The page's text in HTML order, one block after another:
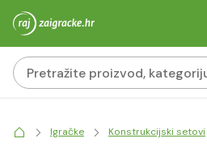
Igračke Konstrukcijski setovi